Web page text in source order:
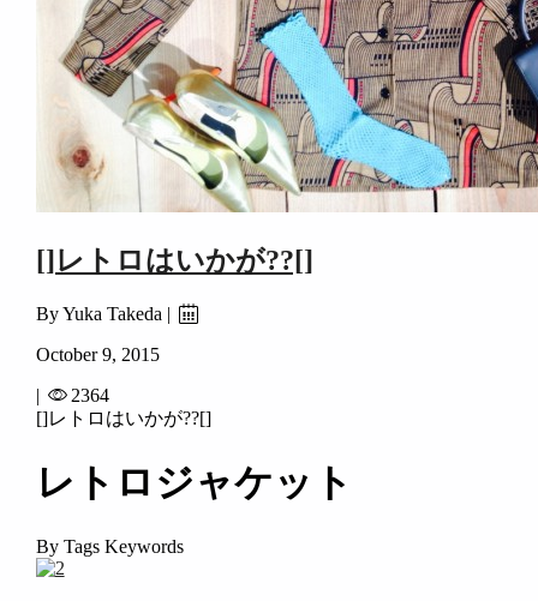
[]レトロはいかが??[]
By Yuka Takeda |
October 9, 2015
|
2364
[]レトロはいかが??[]
レトロジャケット
By Tags Keywords